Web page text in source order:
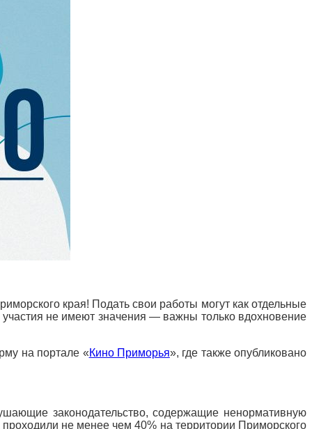
края! Подать свои работы могут как отдельные
не имеют значения — важны только вдохновение
на портале «Кино Приморья», где также опубликовано
законодательство, содержащие ненормативную
не менее чем 40% на территории Приморского